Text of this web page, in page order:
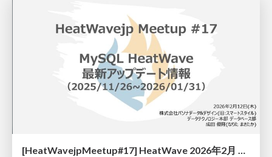
[HeatWavejpMeetup#17] HeatWave 2026年2月 最新アップデート情報 [成田 優隆 氏 (株式会社パソナデータ&デザイン)]